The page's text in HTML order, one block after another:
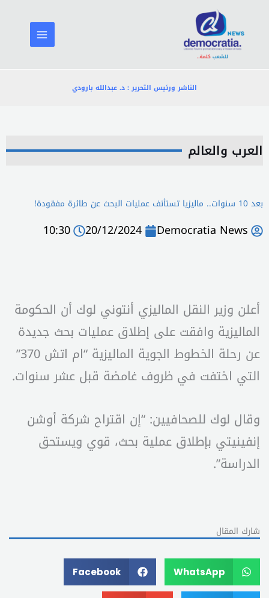
المحتوى
الناشر ورئيس التحرير : د. عبدالله بارودي
العرب والعالم
بعد 10 سنوات.. ماليزيا تستأنف عمليات البحث عن طائرة مفقودة!
Democratia News
20/12/2024
10:30
أعلن وزير النقل الماليزي أنتوني لوك أن الحكومة
الماليزية وافقت على إطلاق عمليات بحث جديدة
عن رحلة الخطوط الجوية الماليزية “ام اتش 370”
التي اختفت في ظروف غامضة قبل عشر سنوات.
وقال لوك للصحافيين: “إن اقتراح شركة أوشن
إنفينيتي بإطلاق عملية بحث، قوي ويستحق
الدراسة”.
شارك المقال
WhatsApp
Facebook